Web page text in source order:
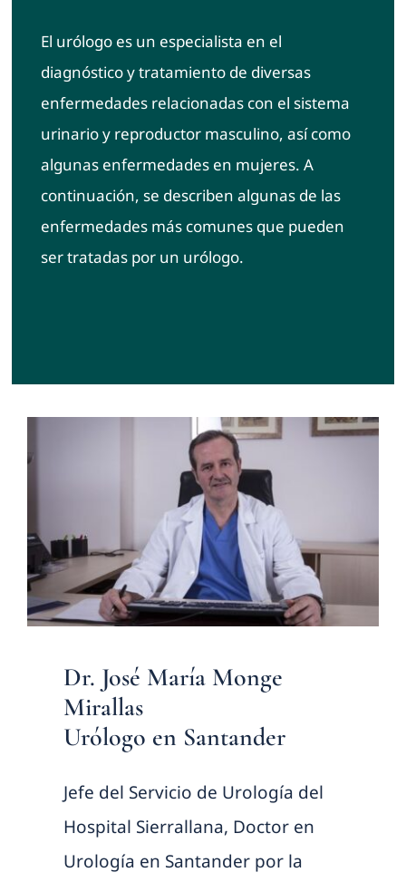
El urólogo es un especialista en el
diagnóstico y tratamiento de diversas
enfermedades relacionadas con el sistema
urinario y reproductor masculino, así como
algunas enfermedades en mujeres. A
continuación, se describen algunas de las
enfermedades más comunes que pueden
ser tratadas por un urólogo.
Dr. José María Monge
Mirallas
Urólogo en Santander
Jefe del Servicio de Urología del
Hospital Sierrallana, Doctor en
Urología en Santander por la